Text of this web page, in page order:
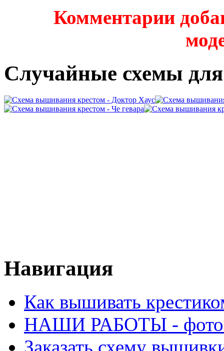
Комментарии
Случайные схемы
Навигация
Как вышивать
НАШИ РАБОТЫ - фото
Заказать схему